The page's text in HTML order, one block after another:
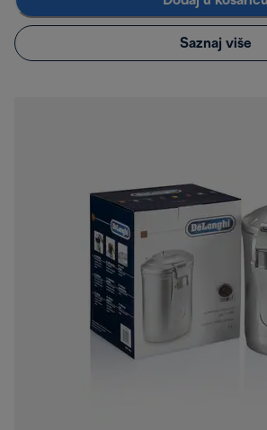
Saznaj više